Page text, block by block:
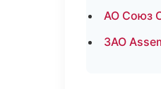
АО Союз
ЗАО